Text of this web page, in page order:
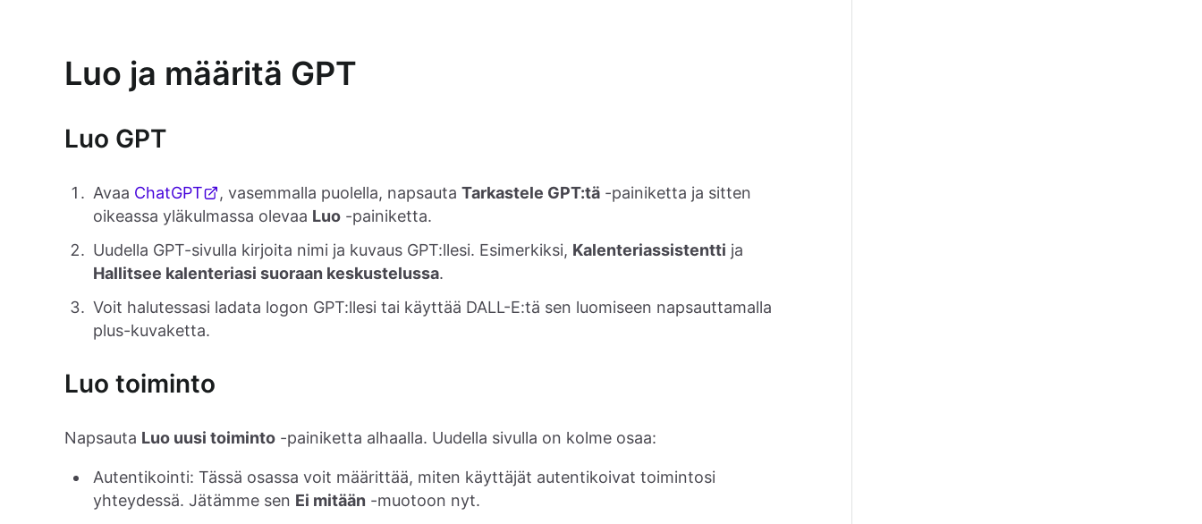
Luo ja määritä GPT
Luo GPT
Avaa ChatGPT , vasemmalla puolella, napsauta Tarkastele GPT:tä -painiketta ja sitten
oikeassa yläkulmassa olevaa Luo -painiketta.
Uudella GPT-sivulla kirjoita nimi ja kuvaus GPT:llesi. Esimerkiksi, Kalenteriassistentti ja
Hallitsee kalenteriasi suoraan keskustelussa.
Voit halutessasi ladata logon GPT:llesi tai käyttää DALL-E:tä sen luomiseen napsauttamalla
plus-kuvaketta.
Luo toiminto
Napsauta Luo uusi toiminto -painiketta alhaalla. Uudella sivulla on kolme osaa:
Autentikointi: Tässä osassa voit määrittää, miten käyttäjät autentikoivat toimintosi
yhteydessä. Jätämme sen Ei mitään -muotoon nyt.